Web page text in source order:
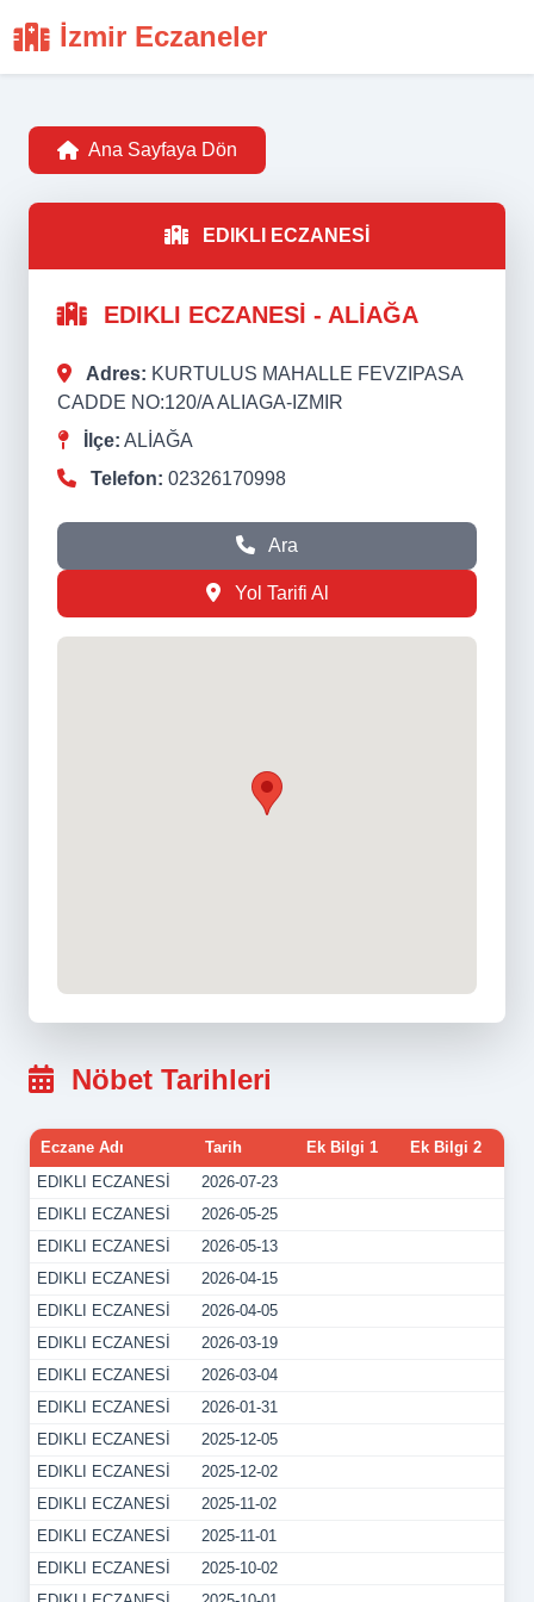
İzmir Eczaneler
Ana Sayfaya Dön
EDIKLI ECZANESİ
EDIKLI ECZANESİ - ALİAĞA
Adres: KURTULUS MAHALLE FEVZIPASA
CADDE NO:120/A ALIAGA-IZMIR
İlçe: ALİAĞA
Telefon: 02326170998
Ara
Yol Tarifi Al
Nöbet Tarihleri
Eczane Adı Tarih Ek Bilgi 1
Ek Bilgi 2
EDIKLI ECZANESİ
2026-07-23
EDIKLI ECZANESİ
2026-05-25
EDIKLI ECZANESİ
2026-05-13
EDIKLI ECZANESİ
2026-04-15
EDIKLI ECZANESİ
2026-04-05
EDIKLI ECZANESİ
2026-03-19
EDIKLI ECZANESİ
2026-03-04
EDIKLI ECZANESİ
2026-01-31
EDIKLI ECZANESİ
2025-12-05
EDIKLI ECZANESİ
2025-12-02
EDIKLI ECZANESİ
2025-11-02
EDIKLI ECZANESİ
2025-11-01
EDIKLI ECZANESİ
2025-10-02